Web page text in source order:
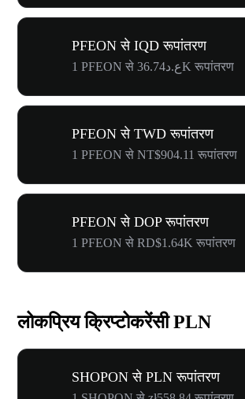
PFEON से IQD रूपांतरण
1 PFEON से ع.د36.74K रूपांतरण
PFEON से TWD रूपांतरण
1 PFEON से NT$904.11 रूपांतरण
PFEON से DOP रूपांतरण
1 PFEON से RD$1.64K रूपांतरण
लोकप्रिय क्रिप्टोकरेंसी PLN
SHOPON से PLN रूपांतरण